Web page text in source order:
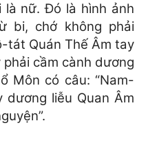
nữ. Đó là hình ảnh
bi, chớ không phải
tát Quán Thế Âm tay
cầm cành dương
Môn có câu: “Nam-
liễu Quan Âm